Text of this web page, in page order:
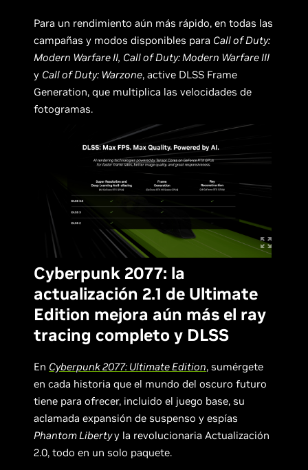
Para un rendimiento aún más rápido, en todas las
campañas y modos disponibles para Call of Duty:
Modern Warfare II, Call of Duty: Modern Warfare III
y Call of Duty: Warzone, active DLSS Frame
Generation, que multiplica las velocidades de
fotogramas.
Cyberpunk 2077: la
actualización 2.1 de Ultimate
Edition mejora aún más el ray
tracing completo y DLSS
En Cyberpunk 2077: Ultimate Edition, sumérgete
en cada historia que el mundo del oscuro futuro
tiene para ofrecer, incluido el juego base, su
aclamada expansión de suspenso y espías
Phantom Libertyy la revolucionaria Actualización
2.0, todo en un solo paquete.